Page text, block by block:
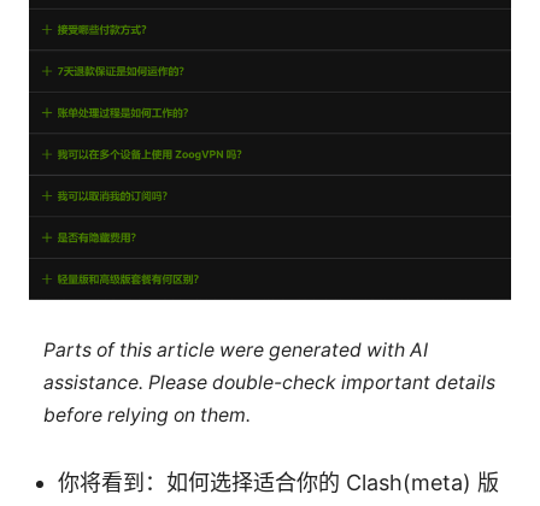
Parts of this article were generated with AI
assistance. Please double-check important details
before relying on them.
你将看到：如何选择适合你的 Clash(meta) 版